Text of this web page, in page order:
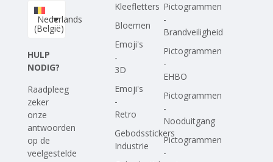
Upload je eigen ontwerp
Corona Covid-19
Nederlands
(België)
HULP
NODIG?
Raadpleeg
zeker
onze
antwoorden
op de
veelgestelde
Kleefletters
Bloemen
Emoji's
-
3D
Emoji's
-
Retro
Gebodsstickers
Industrie
Pictogrammen
-
Brandveiligheid
Pictogrammen
-
EHBO
Pictogrammen
-
Nooduitgang
Pictogrammen
-